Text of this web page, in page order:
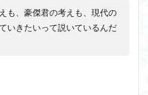
も、豪傑君の考えも、現代の
いきたいって説いているんだ